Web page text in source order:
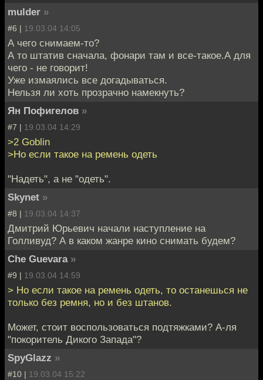
mulder »
#6 | 19.03.04 14:05
А чего снимаем-то?
А то штатив сначала, фонари там и все-такое.А для
чего - не говорит!
Уже измаялись все догадываться.
Нельзя ли хоть прозрачно намекнуть?
Ян Пофигелов »
#7 | 19.03.04 14:29
>2 Goblin
>Но если такое на ремень одеть
"Надеть", а не "одеть".
Skynet »
#8 | 19.03.04 14:37
Дмитрий Юрьевич начали наступление на
Голливуд? А в каком жанре кино снимать будем?
Che Guevara »
#9 | 19.03.04 14:59
> Но если такое на ремень одеть, то останешься не
только без ремня, но и без штанов.
Может, стоит воспользоваться подтяжками? А-ля
"покоритель Дикого Запада"?
SpyGlazz »
#10 | 19.03.04 15:22